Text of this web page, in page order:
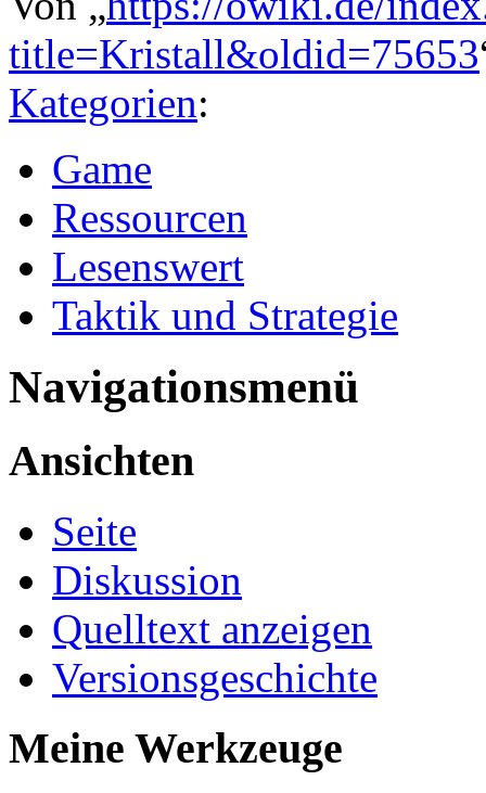
title=Kristall&oldid=75653
Kategorien:
Game
Ressourcen
Lesenswert
Taktik und Strategie
Navigationsmenü
Ansichten
Seite
Diskussion
Quelltext anzeigen
Versionsgeschichte
Meine Werkzeuge